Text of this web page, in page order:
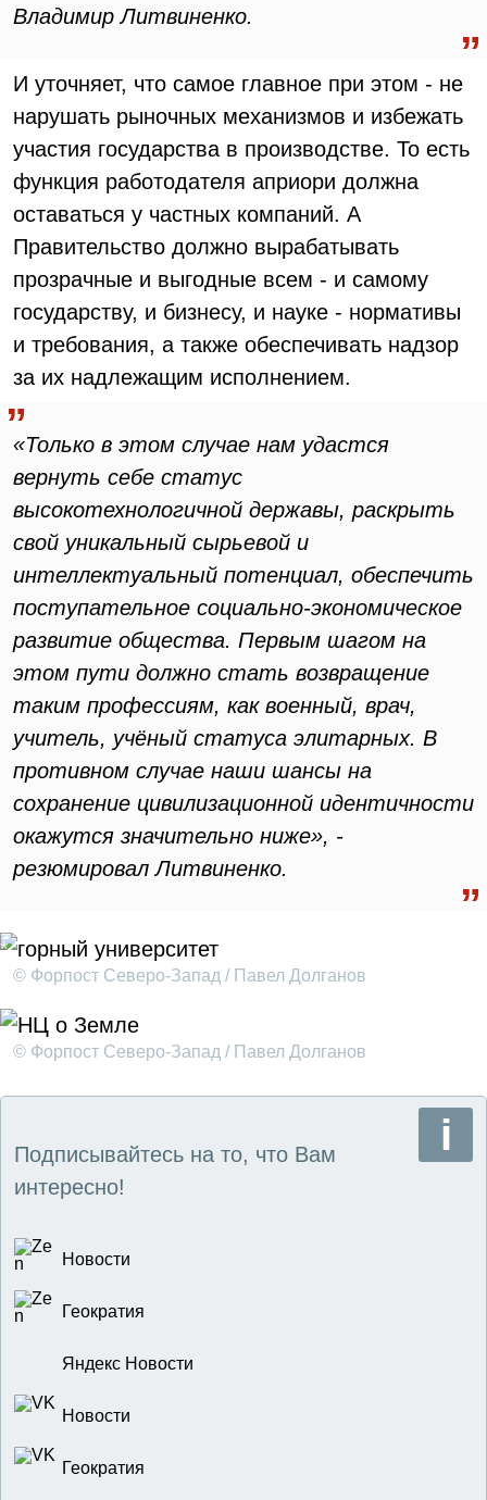
Владимир Литвиненко.
И уточняет, что самое главное при этом - не
нарушать рыночных механизмов и избежать
участия государства в производстве. То есть
функция работодателя априори должна
оставаться у частных компаний. А
Правительство должно вырабатывать
прозрачные и выгодные всем - и самому
государству, и бизнесу, и науке - нормативы
и требования, а также обеспечивать надзор
за их надлежащим исполнением.
«Только в этом случае нам удастся
вернуть себе статус
высокотехнологичной державы, раскрыть
свой уникальный сырьевой и
интеллектуальный потенциал, обеспечить
поступательное социально-экономическое
развитие общества. Первым шагом на
этом пути должно стать возвращение
таким профессиям, как военный, врач,
учитель, учёный статуса элитарных. В
противном случае наши шансы на
сохранение цивилизационной идентичности
окажутся значительно ниже», -
резюмировал Литвиненко.
© Форпост Северо-Запад / Павел Долганов
© Форпост Северо-Запад / Павел Долганов
Подписывайтесь на то, что Вам
интересно!
Новости
Геократия
Яндекс Новости
Новости
Геократия